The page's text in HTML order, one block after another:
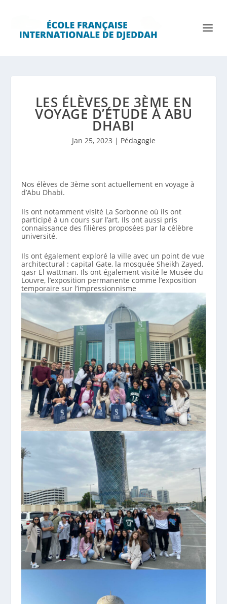
LES ÉLÈVES DE 3ÈME EN
VOYAGE D’ÉTUDE À ABU
DHABI
Jan 25, 2023 | Pédagogie
Nos élèves de 3ème sont actuellement en voyage à
d’Abu Dhabi.
Ils ont notamment visité La Sorbonne où ils ont
participé à un cours sur l’art. Ils ont aussi pris
connaissance des filières proposées par la célèbre
université.
Ils ont également exploré la ville avec un point de vue
architectural : capital Gate, la mosquée Sheikh Zayed,
qasr El wattman. Ils ont également visité le Musée du
Louvre, l’exposition permanente comme l’exposition
temporaire sur l’impressionnisme